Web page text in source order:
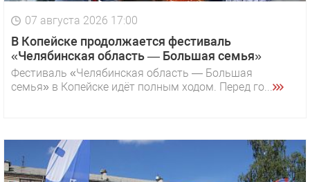
07 августа 2026 17:00
В Копейске продолжается фестиваль
«Челябинская область — Большая семья»
Фестиваль «Челябинская область — Большая
семья» в Копейске идёт полным ходом. Перед го...